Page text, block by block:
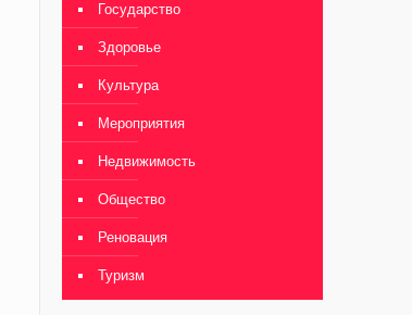
Государство
Здоровье
Культура
Мероприятия
Недвижимость
Общество
Реновация
Туризм